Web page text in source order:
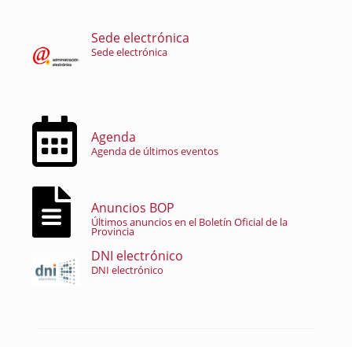
Sede electrónica
Sede electrónica
Agenda
Agenda de últimos eventos
Anuncios BOP
Últimos anuncios en el Boletín Oficial de la
Provincia
DNI electrónico
DNI electrónico